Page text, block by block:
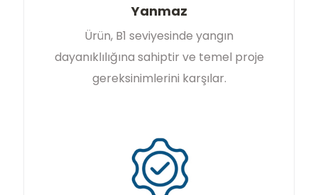
Yanmaz
Ürün, B1 seviyesinde yangın
dayanıklılığına sahiptir ve temel proje
gereksinimlerini karşılar.